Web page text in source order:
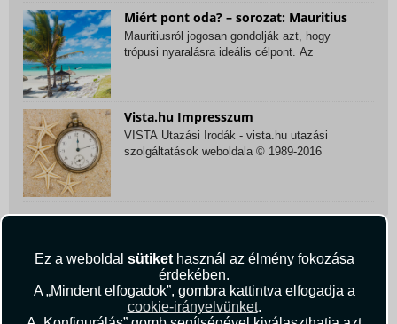
Ez a weboldal sütikethasznál az élmény fokozása
érdekében.
A „Mindent elfogadok”, gombra kattintva elfogadja a
cookie-irányelvünket.
Miért pont oda? – sorozat: Mauritius
Mauritiusról jogosan gondolják azt, hogy
trópusi nyaralásra ideális célpont. Az
Vista.hu Impresszum
VISTA Utazási Irodák - vista.hu utazási
szolgáltatások weboldala © 1989-2016
Leggyakoribb címkék
MIÉRT PONT ODA?
UTAZÁSI ÉLMÉNYEK ÉS LÁTNIVALÓK